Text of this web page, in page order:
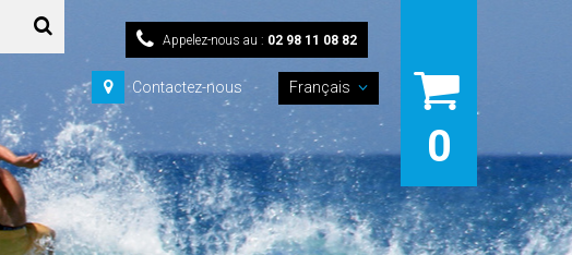
0
Français
Contactez-nous
Appelez-nous au : 02 98 11 08 82